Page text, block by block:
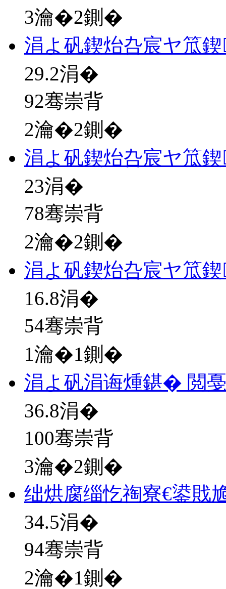
3瀹�2鍘�
涓よ矾鍥炲叴宸ヤ笟
29.2涓�
92骞崇背
2瀹�2鍘�
涓よ矾鍥炲叴宸ヤ笟
23涓�
78骞崇背
2瀹�2鍘�
涓よ矾鍥炲叴宸ヤ笟
16.8涓�
54骞崇背
1瀹�1鍘�
涓よ矾涓诲煄鍖� 閲
36.8涓�
100骞崇背
3瀹�2鍘�
绌烘腐缁忔祹寮€鍙戝
34.5涓�
94骞崇背
2瀹�1鍘�